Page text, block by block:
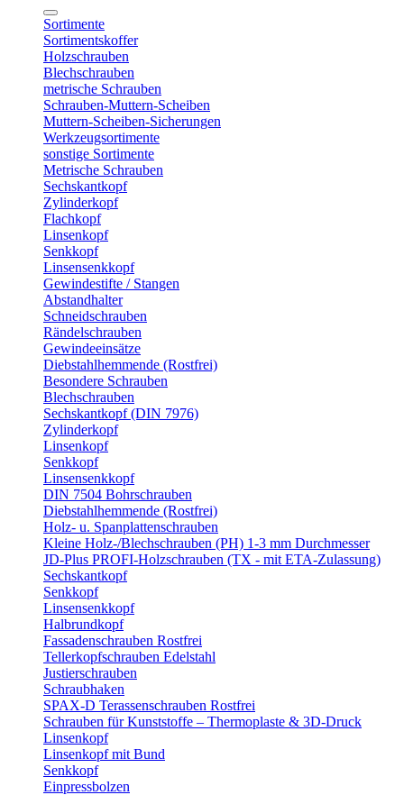
Sortimente
Sortimentskoffer
Holzschrauben
Blechschrauben
metrische Schrauben
Schrauben-Muttern-Scheiben
Muttern-Scheiben-Sicherungen
Werkzeugsortimente
sonstige Sortimente
Metrische Schrauben
Sechskantkopf
Zylinderkopf
Flachkopf
Linsenkopf
Senkkopf
Linsensenkkopf
Gewindestifte / Stangen
Abstandhalter
Schneidschrauben
Rändelschrauben
Gewindeeinsätze
Diebstahlhemmende (Rostfrei)
Besondere Schrauben
Blechschrauben
Sechskantkopf (DIN 7976)
Zylinderkopf
Linsenkopf
Senkkopf
Linsensenkkopf
DIN 7504 Bohrschrauben
Diebstahlhemmende (Rostfrei)
Holz- u. Spanplattenschrauben
Kleine Holz-/Blechschrauben (PH) 1-3 mm Durchmesser
JD-Plus PROFI-Holzschrauben (TX - mit ETA-Zulassung)
Sechskantkopf
Senkkopf
Linsensenkkopf
Halbrundkopf
Fassadenschrauben Rostfrei
Tellerkopfschrauben Edelstahl
Justierschrauben
Schraubhaken
SPAX-D Terassenschrauben Rostfrei
Schrauben für Kunststoffe – Thermoplaste & 3D-Druck
Linsenkopf
Linsenkopf mit Bund
Senkkopf
Einpressbolzen